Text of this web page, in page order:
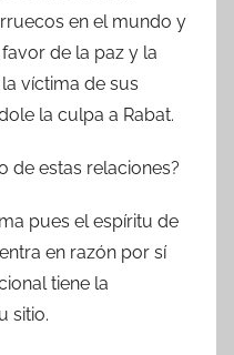
en el mundo y
de la paz y la
víctima de sus
la culpa a Rabat.
de estas relaciones?
pues el espíritu de
en razón por sí
tiene la
sitio.